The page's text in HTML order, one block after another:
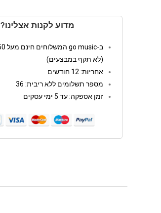
מדוע לקנות אצלינו?
ב-go music המשלוחים חינם מעל 250 ש"ח
(לא תקף במבצעים)
אחריות: 12 חודשים
מספר תשלומים ללא ריבית: 36
זמן אספקה: עד 5 ימי עסקים